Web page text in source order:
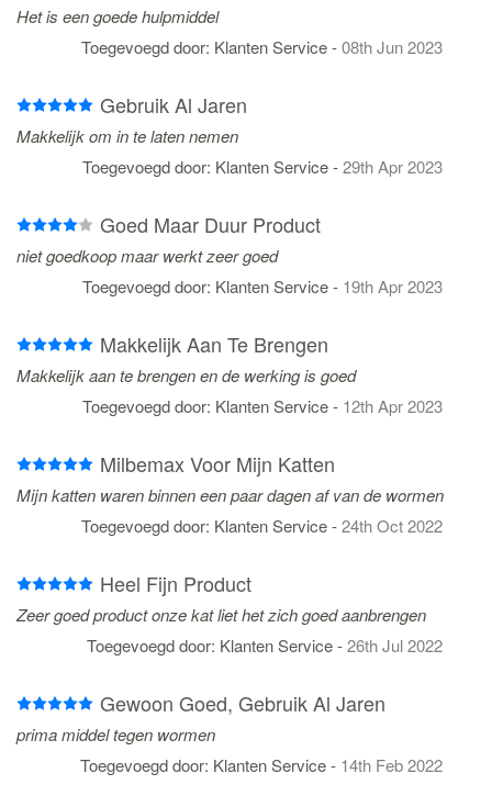
Het is een goede hulpmiddel
Toegevoegd door: Klanten Service-08th Jun 2023
Gebruik Al Jaren
Makkelijk om in te laten nemen
Toegevoegd door: Klanten Service-29th Apr 2023
Goed Maar Duur Product
niet goedkoop maar werkt zeer goed
Toegevoegd door: Klanten Service- 19th Apr 2023
Makkelijk Aan Te Brengen
Makkelijk aan te brengen en de werking is goed
Toegevoegd door: Klanten Service- 12th Apr 2023
Milbemax Voor Mijn Katten
Mijn katten waren binnen een paar dagen af van de wormen
Toegevoegd door: Klanten Service-24th Oct 2022
Heel Fijn Product
Zeer goed product onze kat liet het zich goed aanbrengen
Toegevoegd door: Klanten Service-26th Jul 2022
Gewoon Goed, Gebruik Al Jaren
prima middel tegen wormen
Toegevoegd door: Klanten Service- 14th Feb 2022